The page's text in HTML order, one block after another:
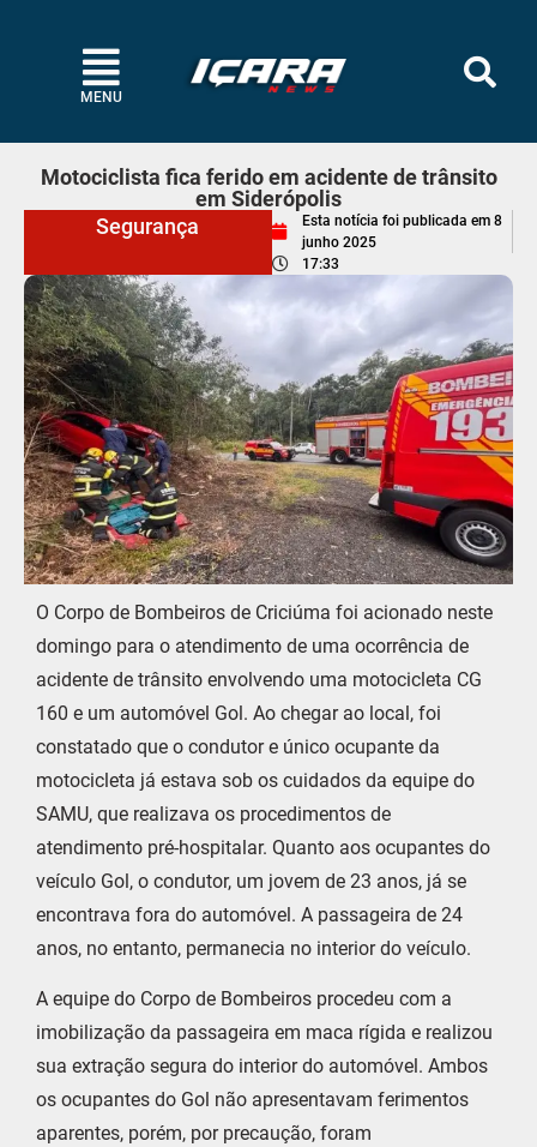
MENU
Motociclista fica ferido em acidente de trânsito
em Siderópolis
Segurança
Esta notícia foi publicada em 8
junho 2025
17:33
O Corpo de Bombeiros de Criciúma foi acionado neste
domingo para o atendimento de uma ocorrência de
acidente de trânsito envolvendo uma motocicleta CG
160 e um automóvel Gol. Ao chegar ao local, foi
constatado que o condutor e único ocupante da
motocicleta já estava sob os cuidados da equipe do
SAMU, que realizava os procedimentos de
atendimento pré-hospitalar. Quanto aos ocupantes do
veículo Gol, o condutor, um jovem de 23 anos, já se
encontrava fora do automóvel. A passageira de 24
anos, no entanto, permanecia no interior do veículo.
A equipe do Corpo de Bombeiros procedeu com a
imobilização da passageira em maca rígida e realizou
sua extração segura do interior do automóvel. Ambos
os ocupantes do Gol não apresentavam ferimentos
aparentes, porém, por precaução, foram